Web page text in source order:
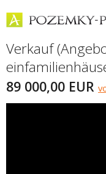
Verkauf
89 000,00 EUR